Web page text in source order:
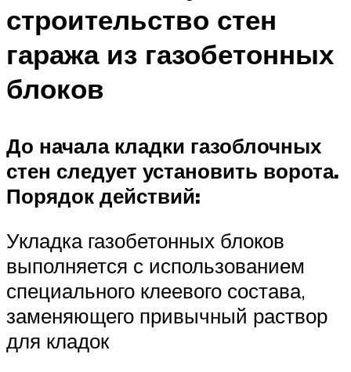
строительство стен
гаража из газобетонных
блоков
До начала кладки газоблочных
стен следует установить ворота.
Порядок действий:
Укладка газобетонных блоков
выполняется с использованием
специального клеевого состава,
заменяющего привычный раствор
для кладок